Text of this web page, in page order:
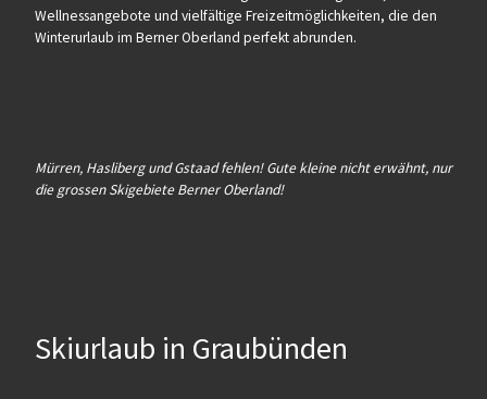
Wellnessangebote und vielfältige Freizeitmöglichkeiten, die den
Winterurlaub im Berner Oberland perfekt abrunden.
Mürren, Hasliberg und Gstaad fehlen! Gute kleine nicht erwähnt, nur
die grossen Skigebiete Berner Oberland!
Skiurlaub in Graubünden